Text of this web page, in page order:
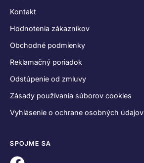
Kontakt
Hodnotenia zákazníkov
Obchodné podmienky
Reklamačný poriadok
Odstúpenie od zmluvy
Zásady používania súborov cookies
Vyhlásenie o ochrane osobných údajov
SPOJME SA